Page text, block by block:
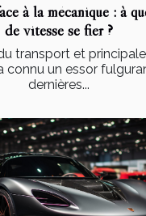
à la mécanique : à
de vitesse se fier ?
transport et
connu un essor
dernières...